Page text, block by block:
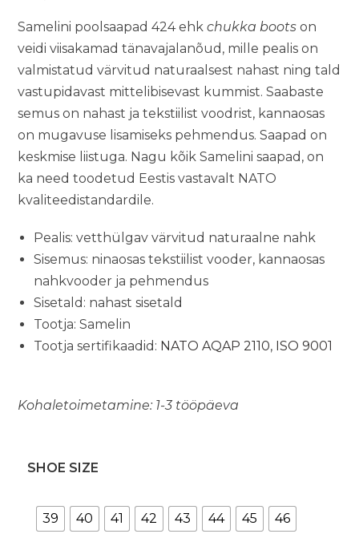
Samelini poolsaapad 424 ehkchukka boots on
veidi viisakamad tänavajalanõud, mille pealis on
valmistatud värvitud naturaalsest nahast ning tald
vastupidavast mittelibisevast kummist. Saabaste
semus on nahast ja tekstiilist voodrist, kannaosas
on mugavuse lisamiseks pehmendus. Saapad on
keskmise liistuga. Nagu kõik Samelini saapad, on
ka need toodetud Eestis vastavalt NATO
kvaliteedistandardile.
Pealis: vetthülgav värvitud naturaalne nahk
Sisemus: ninaosas tekstiilist vooder, kannaosas
nahkvooder ja pehmendus
Sisetald: nahast sisetald
Tootja: Samelin
Tootja sertifikaadid: NATO AQAP 2110, ISO 9001
Kohaletoimetamine: 1-3 tööpäeva
SHOE SIZE
39 40 41 42 43 44 45 46